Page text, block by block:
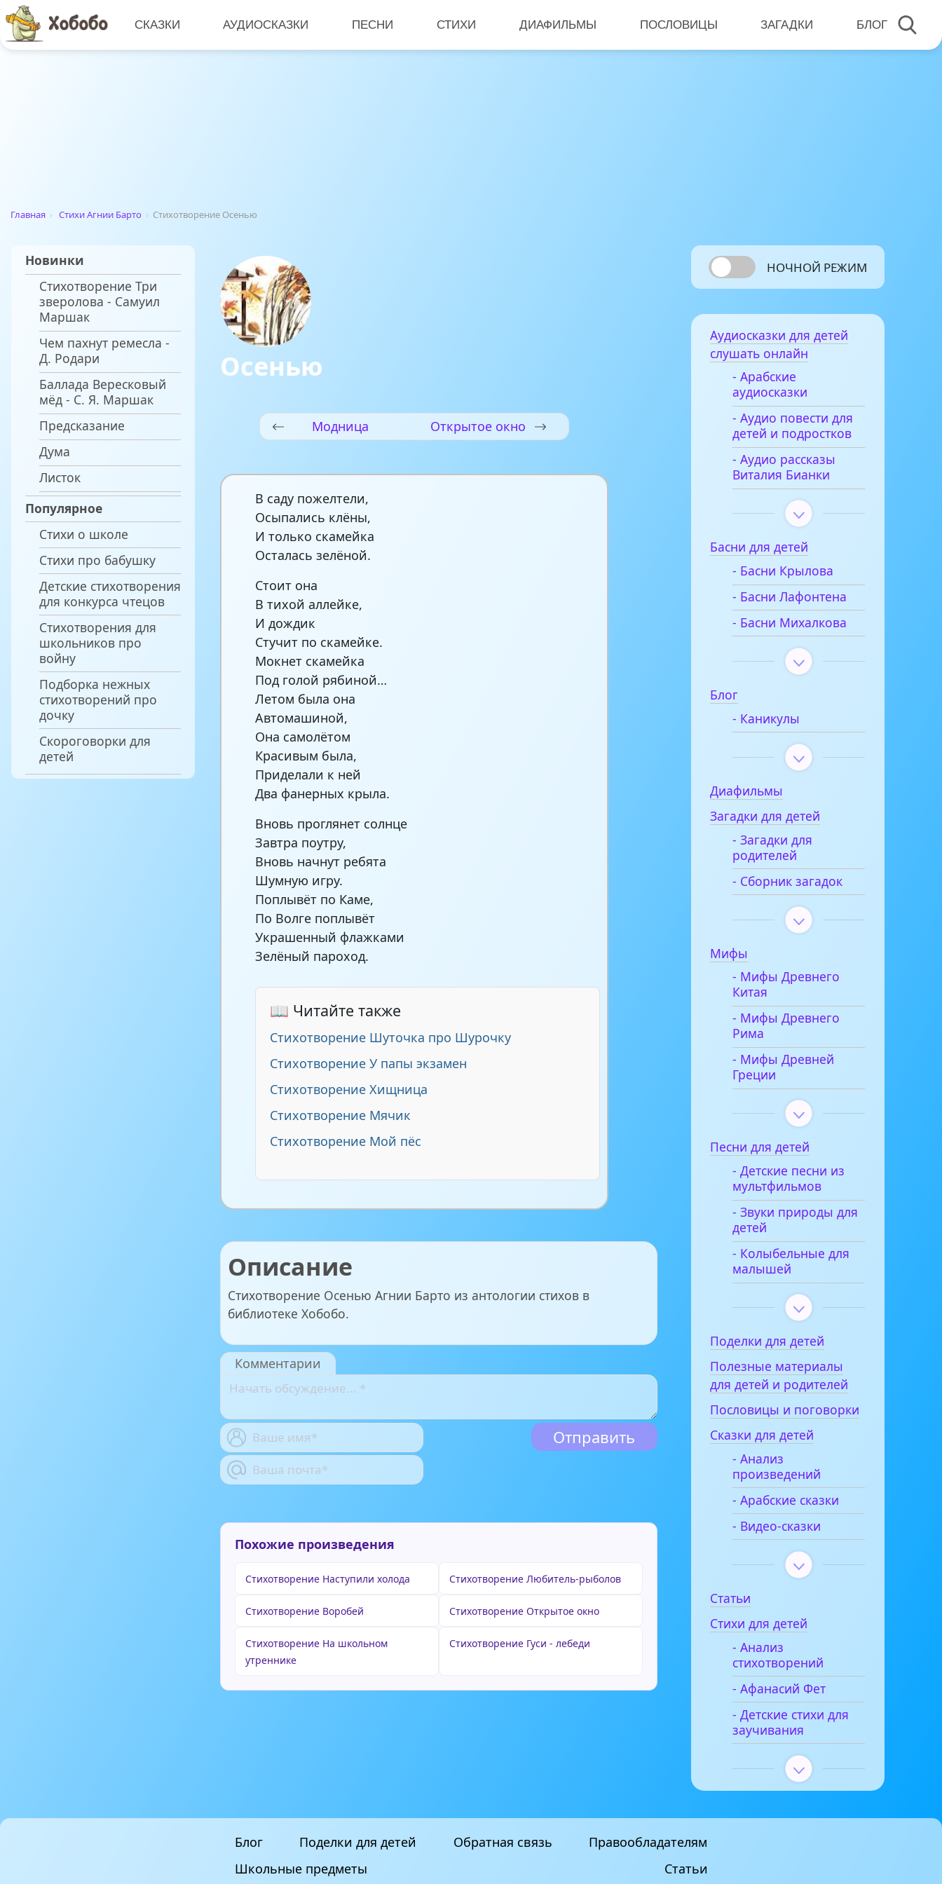
СКАЗКИ АУДИОСКАЗКИ ПЕСНИ СТИХИ ДИАФИЛЬМЫ ПОСЛОВИЦЫ ЗАГАДКИ БЛОГ
Главная › Стихи Агнии Барто › Стихотворение Осенью
Новинки
Стихотворение Три
зверолова - Самуил
Маршак
Чем пахнут ремесла -
Д. Родари
Баллада Вересковый
мёд - С. Я. Маршак
Предсказание
Дума
Листок
Популярное
Стихи о школе
Стихи про бабушку
Детские стихотворения
для конкурса чтецов
Стихотворения для
школьников про
войну
Подборка нежных
стихотворений про
дочку
Скороговорки для
детей
Осенью
Модница Открытое окно
В саду пожелтели,
Осыпались клёны,
И только скамейка
Осталась зелёной.
Стоит она
В тихой аллейке,
И дождик
Стучит по скамейке.
Мокнет скамейка
Под голой рябиной…
Летом была она
Автомашиной,
Она самолётом
Красивым была,
Приделали к ней
Два фанерных крыла.
Вновь проглянет солнце
Завтра поутру,
Вновь начнут ребята
Шумную игру.
Поплывёт по Каме,
По Волге поплывёт
Украшенный флажками
Зелёный пароход.
📖 Читайте также
Стихотворение Шуточка про Шурочку
Стихотворение У папы экзамен
Стихотворение Хищница
Стихотворение Мячик
Стихотворение Мой пёс
Описание
Стихотворение Осенью Агнии Барто из антологии стихов в
библиотеке Хобобо.
Комментарии
Похожие произведения
Стихотворение Наступили холода Стихотворение Любитель-рыболов
Стихотворение Воробей Стихотворение Открытое окно
Стихотворение На школьном
утреннике
Стихотворение Гуси - лебеди
НОЧНОЙ РЕЖИМ
Аудиосказки для детей
слушать онлайн
- Арабские
аудиосказки
- Аудио повести для
детей и подростков
- Аудио рассказы
Виталия Бианки
Басни для детей
- Басни Крылова
- Басни Лафонтена
- Басни Михалкова
Блог
- Каникулы
Диафильмы
Загадки для детей
- Загадки для
родителей
- Сборник загадок
Мифы
- Мифы Древнего
Китая
- Мифы Древнего
Рима
- Мифы Древней
Греции
Песни для детей
- Детские песни из
мультфильмов
- Звуки природы для
детей
- Колыбельные для
малышей
Поделки для детей
Полезные материалы
для детей и родителей
Пословицы и поговорки
Сказки для детей
- Анализ
произведений
- Арабские сказки
- Видео-сказки
Статьи
Стихи для детей
- Анализ
стихотворений
- Афанасий Фет
- Детские стихи для
заучивания
Блог Поделки для детей Обратная связь
Правообладателям
Школьные предметы
Статьи